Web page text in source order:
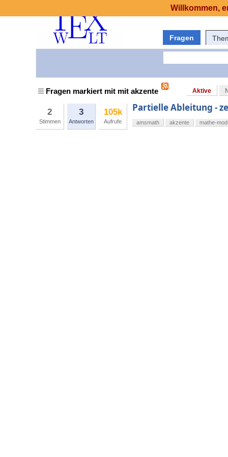
Fragen
Fragen markiert mit mit akzente Aktive
2
Stimmen
3
Antworten
105k
Aufrufe
Partielle Ableitung -
amsmath akzente mathe-
Willkommen,